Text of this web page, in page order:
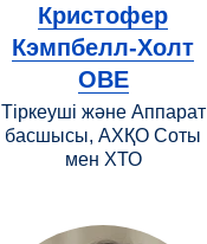
Кристофер
Кэмпбелл-Холт
OBE
Тіркеуші және Аппарат
басшысы, АХҚО Соты
мен ХТО